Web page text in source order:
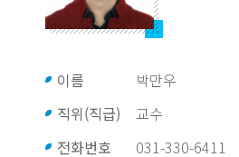
이름
박만우
직위(직급)
교수
전화번호
031-330-6411